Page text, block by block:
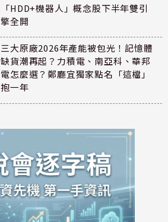
「HDD+機器人」概念股下半年雙引
擎全開
三大原廠2026年產能被包光！記憶體
缺貨潮再起？力積電、南亞科、華邦
電怎麼選？鄭廳宜獨家點名「這檔」
抱一年